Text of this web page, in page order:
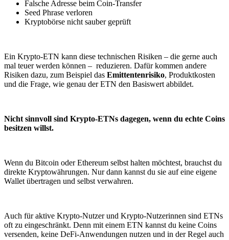
Falsche Adresse beim Coin-Transfer
Seed Phrase verloren
Kryptobörse nicht sauber geprüft
Ein Krypto-ETN kann diese technischen Risiken – die gerne auch
mal teuer werden können – reduzieren. Dafür kommen andere
Risiken dazu, zum Beispiel das Emittentenrisiko, Produktkosten
und die Frage, wie genau der ETN den Basiswert abbildet.
Nicht sinnvoll sind Krypto-ETNs dagegen, wenn du echte Coins
besitzen willst.
Wenn du Bitcoin oder Ethereum selbst halten möchtest, brauchst du
direkte Kryptowährungen. Nur dann kannst du sie auf eine eigene
Wallet übertragen und selbst verwahren.
Auch für aktive Krypto-Nutzer und Krypto-Nutzerinnen sind ETNs
oft zu eingeschränkt. Denn mit einem ETN kannst du keine Coins
versenden, keine DeFi-Anwendungen nutzen und in der Regel auch